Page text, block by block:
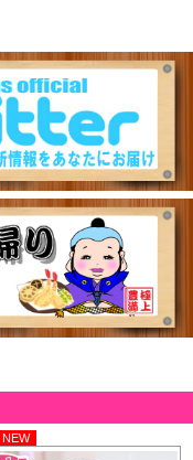
ギャル」
。
NEW